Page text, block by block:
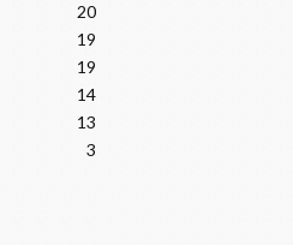
20
19
19
14
13
3